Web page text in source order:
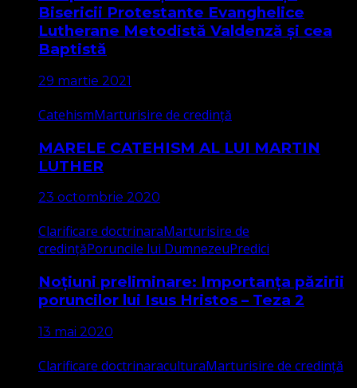
Bisericii Protestante Evanghelice
Lutherane Metodistă Valdenză și cea
Baptistă
29 martie 2021
CatehismMarturisire de credință
MARELE CATEHISM AL LUI MARTIN
LUTHER
23 octombrie 2020
Clarificare doctrinaraMarturisire de
credințăPoruncile lui DumnezeuPredici
Noțiuni preliminare: Importanța păzirii
poruncilor lui Isus Hristos – Teza 2
13 mai 2020
Clarificare doctrinaraculturaMarturisire de credință